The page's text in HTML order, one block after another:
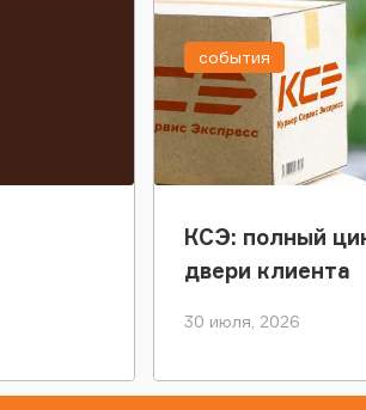
КСЭ: полный
двери клиента
30 июля, 2026
события